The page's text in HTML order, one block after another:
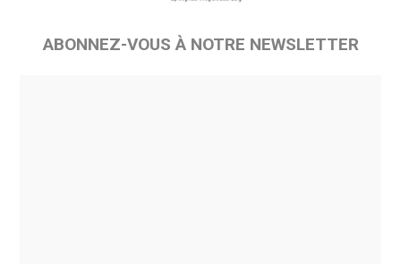
ABONNEZ-VOUS À NOTRE NEWSLETTER